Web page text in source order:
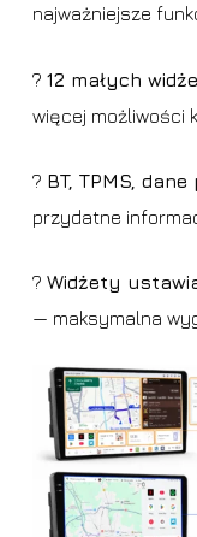
najważniejsze
? 12 małych
więcej możliwości
? BT, TPMS,
przydatne
? Widżety
— maksymalna